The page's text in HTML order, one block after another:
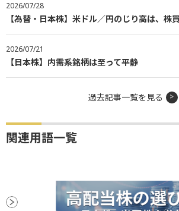
2026/07/28
【為替・日本株】米ドル／円のじり高は、株
2026/07/21
【日本株】内需系銘柄は至って平静
過去記事一覧を見る
関連用語一覧